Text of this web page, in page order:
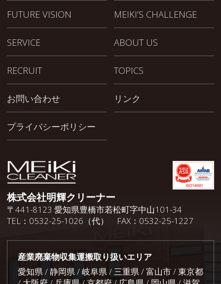
FUTURE VISION MEIKI’S CHALLENGE
SERVICE ABOUT US
RECRUIT TOPICS
お問い合わせ
プライバシーポリシー
リンク
株式会社明輝クリーナー
〒441-8123 愛知県豊橋市若松町字中山101-34
TEL：0532-25-1026（代） FAX：0532-25-1227
産業廃棄物収集運搬取り扱いエリア
愛知県 / 静岡県 / 岐阜県 / 三重県 / 富山市 / 東京都